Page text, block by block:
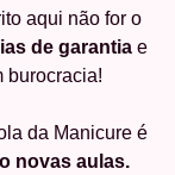
aqui não for o
de garantiae
burocracia!
da Manicure é
novas aulas.